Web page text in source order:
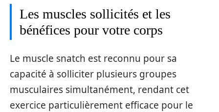
Les muscles sollicités et les
bénéfices pour votre corps
Le muscle snatch est reconnu pour sa
capacité à solliciter plusieurs groupes
musculaires simultanément, rendant cet
exercice particulièrement efficace pour le